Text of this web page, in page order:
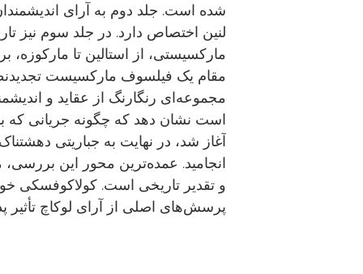
شده است. جلد دوم به آرای
لنین اختصاص دارد. در جلد سوم نیز
مارکسیستی، از استالین تا
مقام یک فیلسوف مارکسیست
مجموعه‌ای رنگارنگ از عقاید و
است نشان دهد که چگونه جریانی که
آغاز شد، در نهایت به جباریتی
انجامید. عمده‌ترین محور این
و تقدیر تاریخی است. کولاکوفسکی
پرسش‌های اصلی از آرای لوکاچ تأثیر